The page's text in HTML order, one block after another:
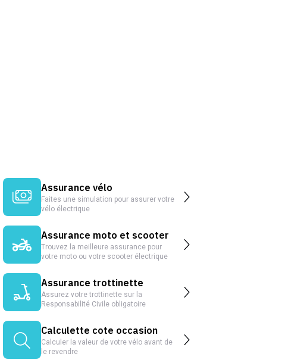
Assurance vélo
Faites une simulation pour assurer votre
vélo électrique
Assurance moto et scooter
Trouvez la meilleure assurance pour
votre moto ou votre scooter électrique
Assurance trottinette
Assurez votre trottinette sur la
Responsabilité Civile obligatoire
Calculette cote occasion
Calculer la valeur de votre vélo avant de
le revendre